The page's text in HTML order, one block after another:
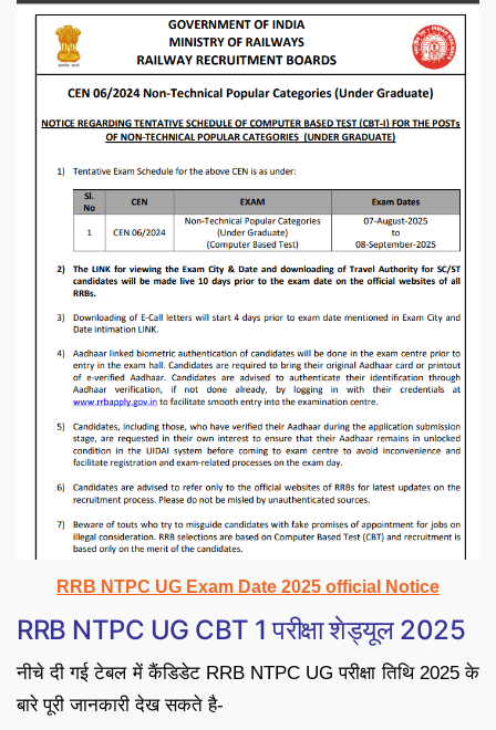
RRB NTPC UG Exam Date 2025 official Notice
RRB NTPC UG CBT 1 परीक्षा शेड्यूल 2025
नीचे दी गई टेबल में कैंडिडेट RRB NTPC UG परीक्षा तिथि 2025 के
बारे पूरी जानकारी देख सकते है-